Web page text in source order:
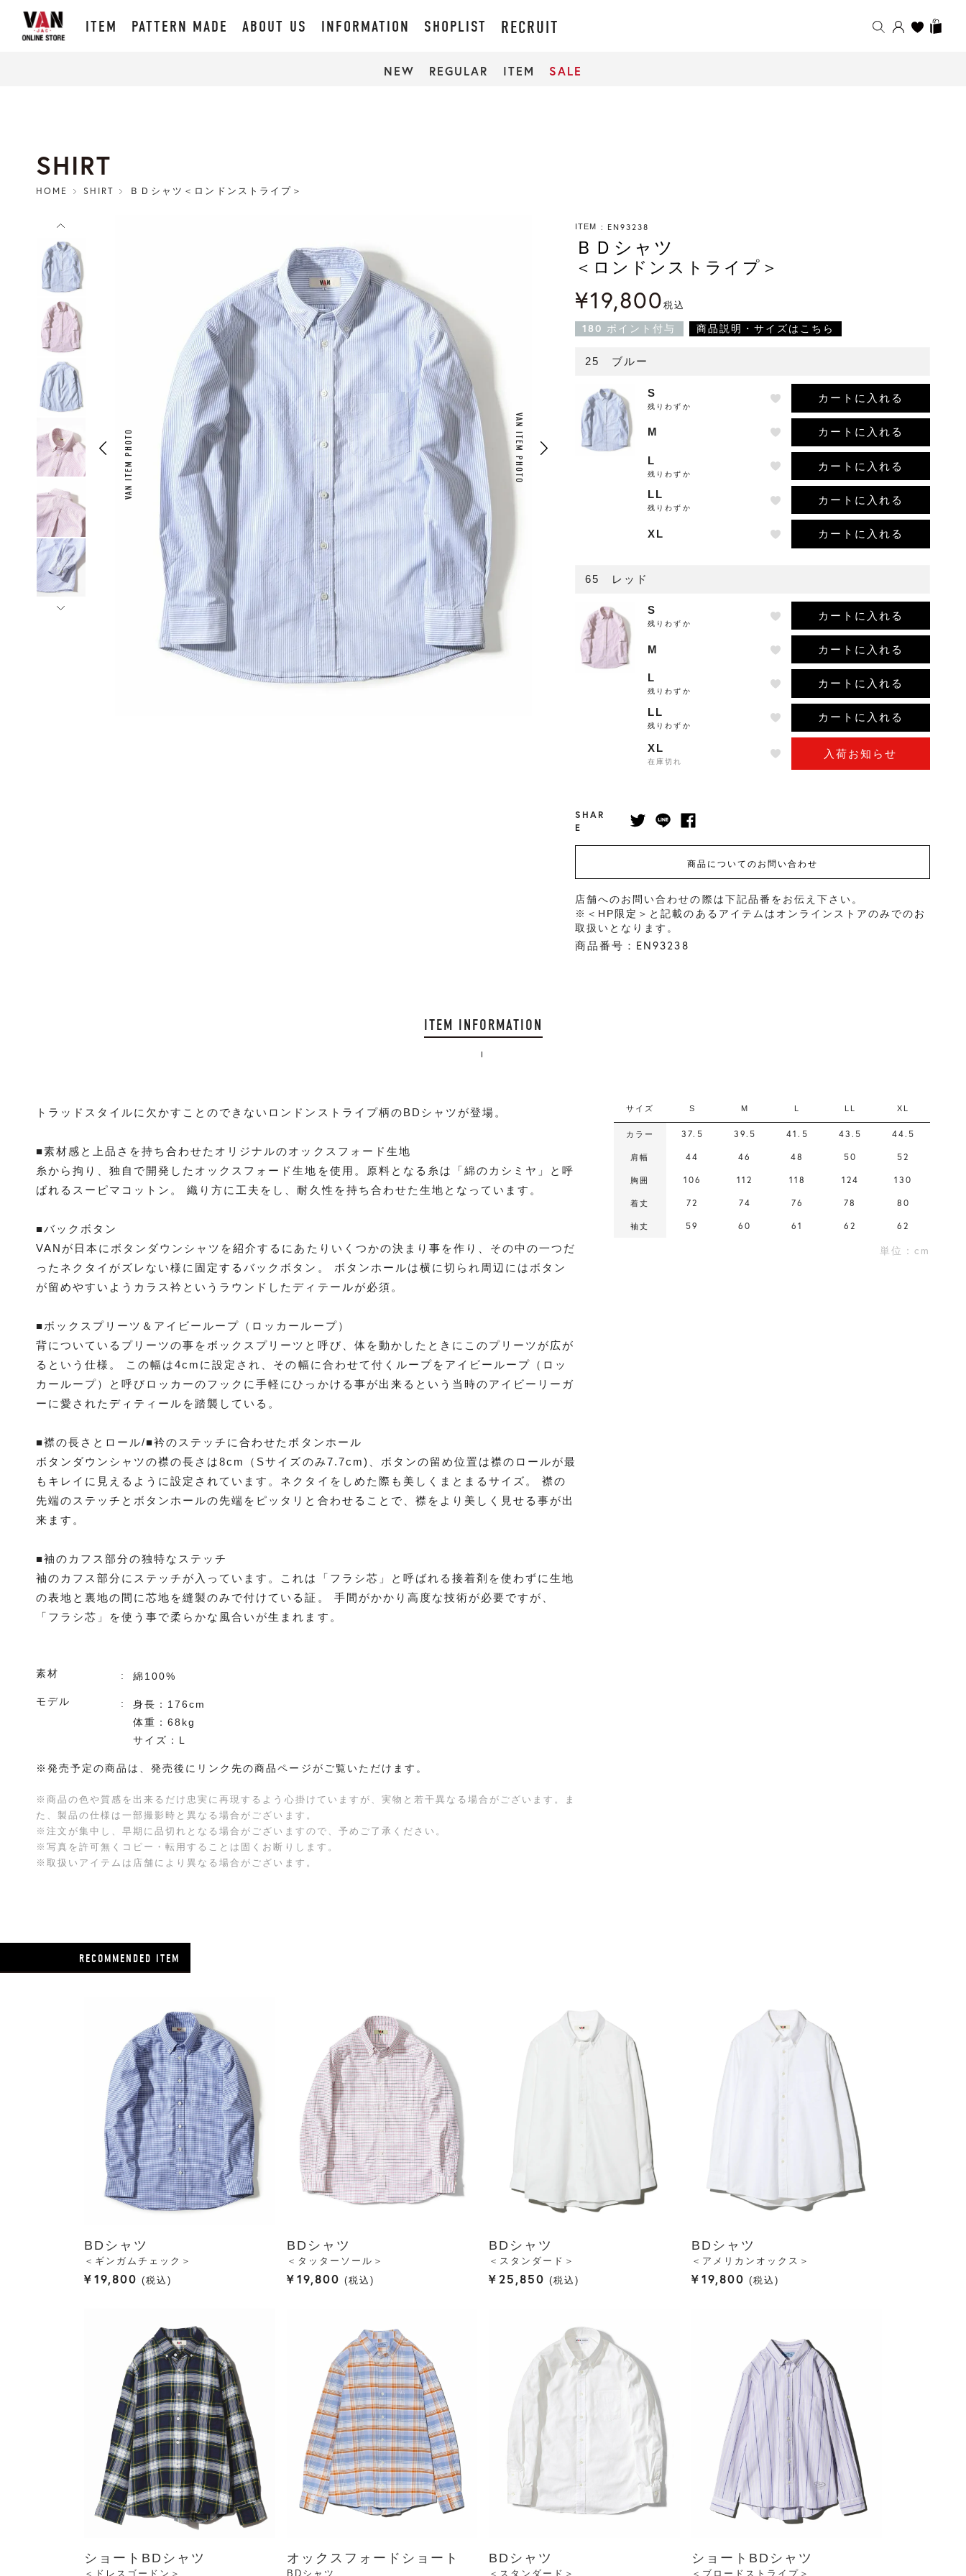
ITEM PATTERN MADE ABOUT US INFORMATION SHOPLIST RECRUIT
NEW REGULAR ITEM SALE
SHIRT
HOME SHIRT ＢＤシャツ＜ロンドンストライプ＞
VAN ITEM PHOTO
VAN ITEM PHOTO
ITEM EN93238
ＢＤシャツ
＜ロンドンストライプ＞
¥19,800税込
180 ポイント付与 商品説明・サイズはこちら
25 ブルー
S
残りわずか
カートに入れる
M カートに入れる
L
残りわずか
カートに入れる
LL
残りわずか
カートに入れる
XL カートに入れる
65 レッド
S
残りわずか
カートに入れる
M カートに入れる
L
残りわずか
カートに入れる
LL
残りわずか
カートに入れる
XL
在庫切れ
入荷お知らせ
SHAR
E
商品についてのお問い合わせ
店舗へのお問い合わせの際は下記品番をお伝え下さい。
※＜HP限定＞と記載のあるアイテムはオンラインストアのみでのお
取扱いとなります。
商品番号：EN93238
ITEM INFORMATION
トラッドスタイルに欠かすことのできないロンドンストライプ柄のBDシャツが登場。
■素材感と上品さを持ち合わせたオリジナルのオックスフォード生地
糸から拘り、独自で開発したオックスフォード生地を使用。原料となる糸は「綿のカシミヤ」と呼
ばれるスーピマコットン。 織り方に工夫をし、耐久性を持ち合わせた生地となっています。
■バックボタン
VANが日本にボタンダウンシャツを紹介するにあたりいくつかの決まり事を作り、その中の一つだ
ったネクタイがズレない様に固定するバックボタン。 ボタンホールは横に切られ周辺にはボタン
が留めやすいようカラス衿というラウンドしたディテールが必須。
■ボックスプリーツ＆アイビーループ（ロッカーループ）
背についているプリーツの事をボックスプリーツと呼び、体を動かしたときにこのプリーツが広が
るという仕様。 この幅は4cmに設定され、その幅に合わせて付くループをアイビーループ（ロッ
カーループ）と呼びロッカーのフックに手軽にひっかける事が出来るという当時のアイビーリーガ
ーに愛されたディティールを踏襲している。
■襟の長さとロール/■衿のステッチに合わせたボタンホール
ボタンダウンシャツの襟の長さは8cm（Sサイズのみ7.7cm)、ボタンの留め位置は襟のロールが最
もキレイに見えるように設定されています。ネクタイをしめた際も美しくまとまるサイズ。 襟の
先端のステッチとボタンホールの先端をピッタリと合わせることで、襟をより美しく見せる事が出
来ます。
■袖のカフス部分の独特なステッチ
袖のカフス部分にステッチが入っています。これは「フラシ芯」と呼ばれる接着剤を使わずに生地
の表地と裏地の間に芯地を縫製のみで付けている証。 手間がかかり高度な技術が必要ですが、
「フラシ芯」を使う事で柔らかな風合いが生まれます。
素材 綿100%
モデル
身長：176cm
体重：68kg
サイズ：L
※発売予定の商品は、発売後にリンク先の商品ページがご覧いただけます。
※商品の色や質感を出来るだけ忠実に再現するよう心掛けていますが、実物と若干異なる場合がございます。ま
た、製品の仕様は一部撮影時と異なる場合がございます。
※注文が集中し、早期に品切れとなる場合がございますので、予めご了承ください。
※写真を許可無くコピー・転用することは固くお断りします。
※取扱いアイテムは店舗により異なる場合がございます。
サイズ S M L LL XL
カラー 37.5 39.5 41.5 43.5 44.5
肩幅 44 46 48 50 52
胸囲 106 112 118 124 130
着丈 72 74 76 78 80
袖丈 59 60 61 62 62
単位：cm
RECOMMENDED ITEM
BDシャツ
＜ギンガムチェック＞
¥19,800 税込
BDシャツ
＜タッターソール＞
¥19,800 税込
BDシャツ
＜スタンダード＞
¥25,850 税込
BDシャツ
＜アメリカンオックス＞
¥19,800 税込
ショートBDシャツ
＜ドレスゴードン＞
オックスフォードショート
BDシャツ
BDシャツ
＜スタンダード＞
ショートBDシャツ
＜ブロードストライプ＞